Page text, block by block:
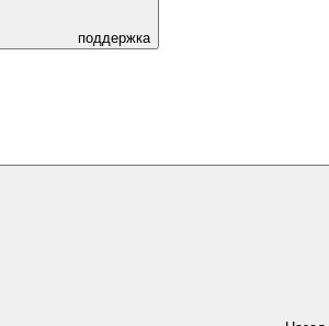
поддержка